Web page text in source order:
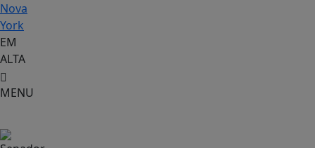
Nova
York
EM
ALTA
MENU